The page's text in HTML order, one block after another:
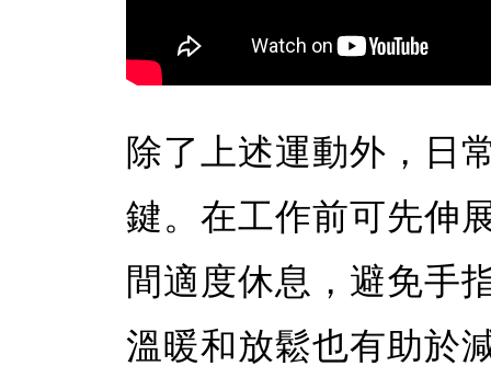
除了上述運動外，日
鍵。在工作前可先伸
間適度休息，避免手
溫暖和放鬆也有助於